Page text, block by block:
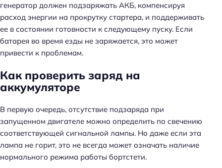
генератор должен подзаряжать АКБ, компенсируя
расход энергии на прокрутку стартера, и поддерживать
ее в состоянии готовности к следующему пуску. Если
батарея во время езды не заряжается, это может
привести к проблемам.
Как проверить заряд на
аккумуляторе
В первую очередь, отсутствие подзаряда при
запущенном двигателе можно определить по свечению
соответствующей сигнальной лампы. Но даже если эта
лампа не горит, это не всегда может означать наличие
нормального режима работы бортстети.